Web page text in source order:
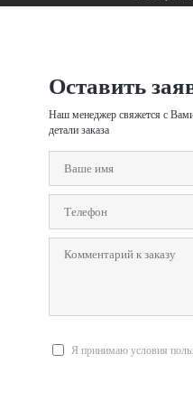
Оставить
Наш менеджер свяжется с
детали заказа
Я принимаю условия